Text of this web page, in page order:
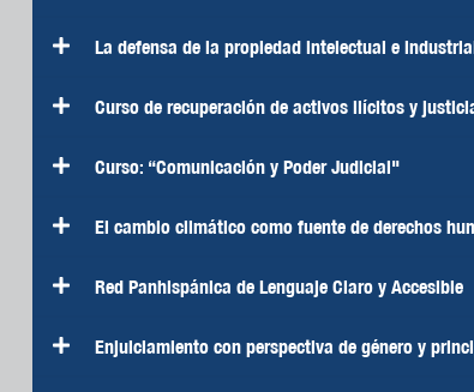
La defensa de la propiedad intelectual e
Curso de recuperación de activos ilícitos y
Curso: “Comunicación y Poder Judicial"
El cambio climático como fuente de derechos
Red Panhispánica de Lenguaje Claro y Accesible
Enjuiciamiento con perspectiva de género y